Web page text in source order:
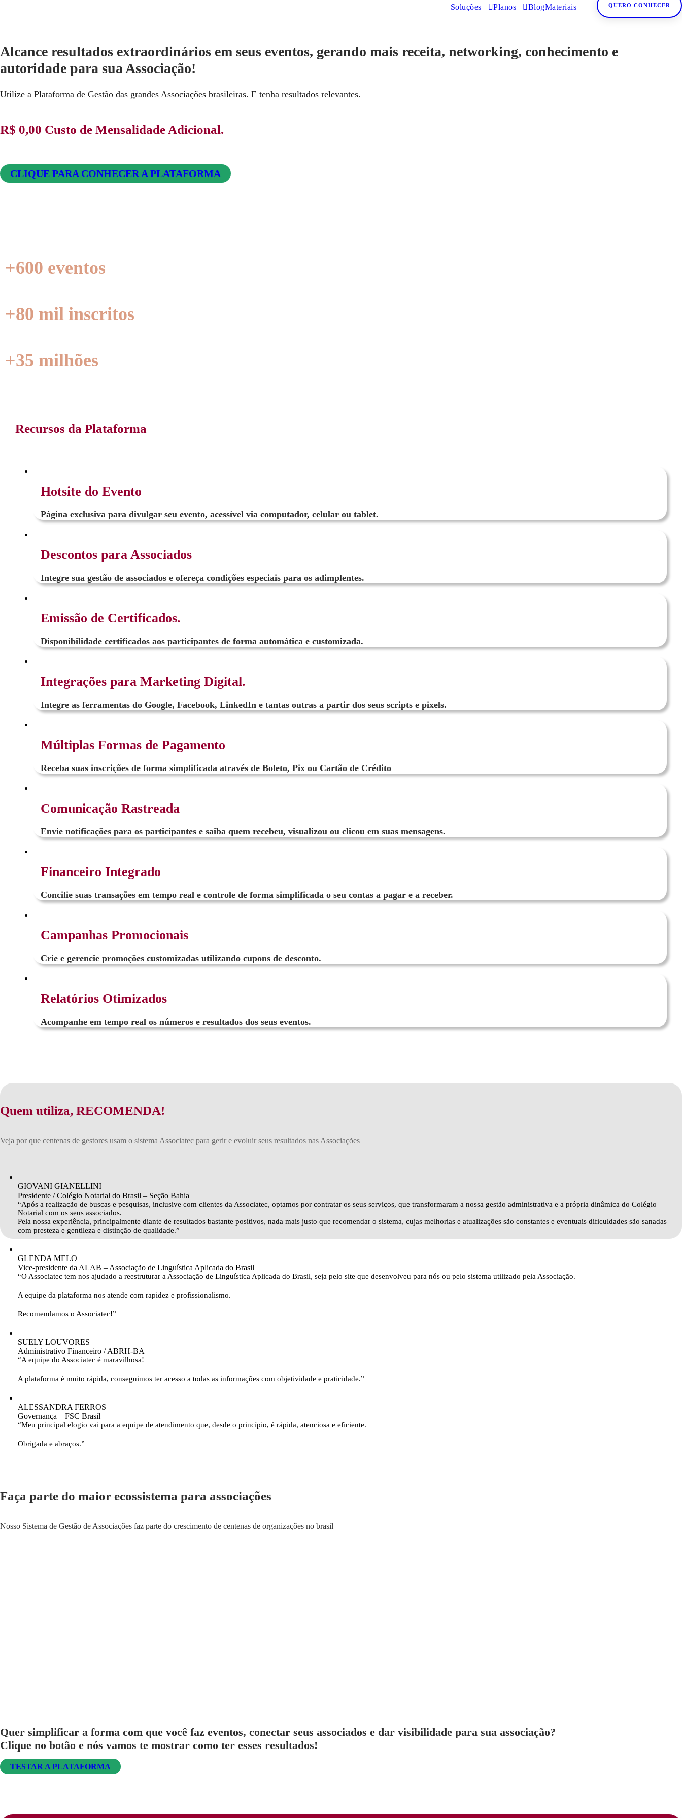
Soluções Planos BlogMateriais QUERO CONHECER
Alcance resultados extraordinários em seus eventos, gerando mais receita, networking, conhecimento e
autoridade para sua Associação!
Utilize a Plataforma de Gestão das grandes Associações brasileiras. E tenha resultados relevantes.
R$ 0,00 Custo de Mensalidade Adicional.
CLIQUE PARA CONHECER A PLATAFORMA
+600 eventos
+80 mil inscritos
+35 milhões
Recursos da Plataforma
Hotsite do Evento
Página exclusiva para divulgar seu evento, acessível via computador, celular ou tablet.
Descontos para Associados
Integre sua gestão de associados e ofereça condições especiais para os adimplentes.
Emissão de Certificados.
Disponibilidade certificados aos participantes de forma automática e customizada.
Integrações para Marketing Digital.
Integre as ferramentas do Google, Facebook, LinkedIn e tantas outras a partir dos seus scripts e pixels.
Múltiplas Formas de Pagamento
Receba suas inscrições de forma simplificada através de Boleto, Pix ou Cartão de Crédito
Comunicação Rastreada
Envie notificações para os participantes e saiba quem recebeu, visualizou ou clicou em suas mensagens.
Financeiro Integrado
Concilie suas transações em tempo real e controle de forma simplificada o seu contas a pagar e a receber.
Campanhas Promocionais
Crie e gerencie promoções customizadas utilizando cupons de desconto.
Relatórios Otimizados
Acompanhe em tempo real os números e resultados dos seus eventos.
Quem utiliza, RECOMENDA!
Veja por que centenas de gestores usam o sistema Associatec para gerir e evoluir seus resultados nas Associações
GIOVANI GIANELLINI
Presidente / Colégio Notarial do Brasil – Seção Bahia
“Após a realização de buscas e pesquisas, inclusive com clientes da Associatec, optamos por contratar os seus serviços, que transformaram a nossa gestão administrativa e a própria dinâmica do Colégio
Notarial com os seus associados.
Pela nossa experiência, principalmente diante de resultados bastante positivos, nada mais justo que recomendar o sistema, cujas melhorias e atualizações são constantes e eventuais dificuldades são sanadas
com presteza e gentileza e distinção de qualidade.”
GLENDA MELO
Vice-presidente da ALAB – Associação de Linguística Aplicada do Brasil
“O Associatec tem nos ajudado a reestruturar a Associação de Linguística Aplicada do Brasil, seja pelo site que desenvolveu para nós ou pelo sistema utilizado pela Associação.
A equipe da plataforma nos atende com rapidez e profissionalismo.
Recomendamos o Associatec!”
SUELY LOUVORES
Administrativo Financeiro / ABRH-BA
“A equipe do Associatec é maravilhosa!
A plataforma é muito rápida, conseguimos ter acesso a todas as informações com objetividade e praticidade.”
ALESSANDRA FERROS
Governança – FSC Brasil
“Meu principal elogio vai para a equipe de atendimento que, desde o princípio, é rápida, atenciosa e eficiente.
Obrigada e abraços.”
Faça parte do maior ecossistema para associações
Nosso Sistema de Gestão de Associações faz parte do crescimento de centenas de organizações no brasil
Quer simplificar a forma com que você faz eventos, conectar seus associados e dar visibilidade para sua associação?
Clique no botão e nós vamos te mostrar como ter esses resultados!
TESTAR A PLATAFORMA